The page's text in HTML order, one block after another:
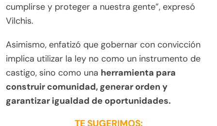
cumplirse y proteger a nuestra gente”, expresó
Vilchis.
Asimismo, enfatizó que gobernar con convicción
implica utilizar la ley no como un instrumento de
castigo, sino como una herramienta para
construir comunidad, generar orden y
garantizar igualdad de oportunidades.
TE SUGERIMOS: